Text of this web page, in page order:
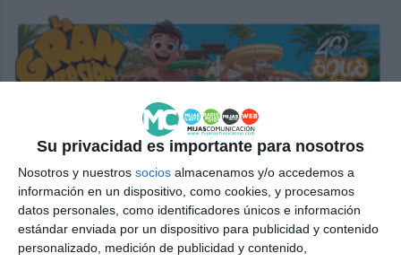
Su privacidad es importante para nosotros
Nosotros y nuestros socios almacenamos y/o accedemos a
información en un dispositivo, como cookies, y procesamos
datos personales, como identificadores únicos e información
estándar enviada por un dispositivo para publicidad y contenido
personalizado, medición de publicidad y contenido,